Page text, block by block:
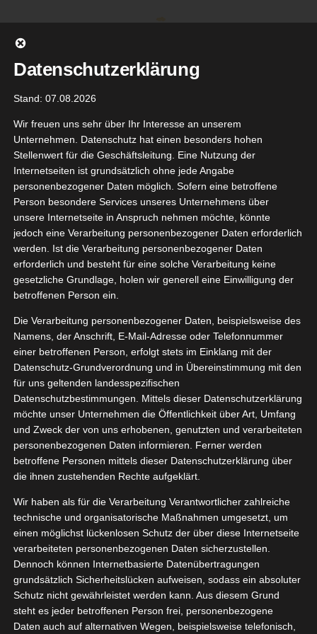
springen
Gehe zu ...
12, 2023
Max
Lifestyle Pflege
Wellness
Mascara Masterpiece von Max Factor
Dezember 29, 2023 | Beauty,Lifestyle,Pflege,
Produktvorstellungen, Wellness
Datenschutzerklärung
Stand: 07.08.2026
Wir freuen uns sehr über Ihr Interesse an unserem
Unternehmen. Datenschutz hat einen besonders hohen
Stellenwert für die Geschäftsleitung. Eine Nutzung der
Internetseiten ist grundsätzlich ohne jede Angabe
personenbezogener Daten möglich. Sofern eine betroffene
Person besondere Services unseres Unternehmens über
unsere Internetseite in Anspruch nehmen möchte, könnte
jedoch eine Verarbeitung personenbezogener Daten erforderlich
werden. Ist die Verarbeitung personenbezogener Daten
erforderlich und besteht für eine solche Verarbeitung keine
gesetzliche Grundlage, holen wir generell eine Einwilligung der
betroffenen Person ein.
Die Verarbeitung personenbezogener Daten, beispielsweise des
Namens, der Anschrift, E-Mail-Adresse oder Telefonnummer
einer betroffenen Person, erfolgt stets im Einklang mit der
Datenschutz-Grundverordnung und in Übereinstimmung mit den
für uns geltenden landesspezifischen
Datenschutzbestimmungen. Mittels dieser Datenschutzerklärung
möchte unser Unternehmen die Öffentlichkeit über Art, Umfang
und Zweck der von uns erhobenen, genutzten und verarbeiteten
personenbezogenen Daten informieren. Ferner werden
betroffene Personen mittels dieser Datenschutzerklärung über
die ihnen zustehenden Rechte aufgeklärt.
Wir haben als für die Verarbeitung Verantwortlicher zahlreiche
technische und organisatorische Maßnahmen umgesetzt, um
einen möglichst lückenlosen Schutz der über diese Internetseite
verarbeiteten personenbezogenen Daten sicherzustellen.
Dennoch können Internetbasierte Datenübertragungen
grundsätzlich Sicherheitslücken aufweisen, sodass ein absoluter
Schutz nicht gewährleistet werden kann. Aus diesem Grund
steht es jeder betroffenen Person frei, personenbezogene
Daten auch auf alternativen Wegen, beispielsweise telefonisch,